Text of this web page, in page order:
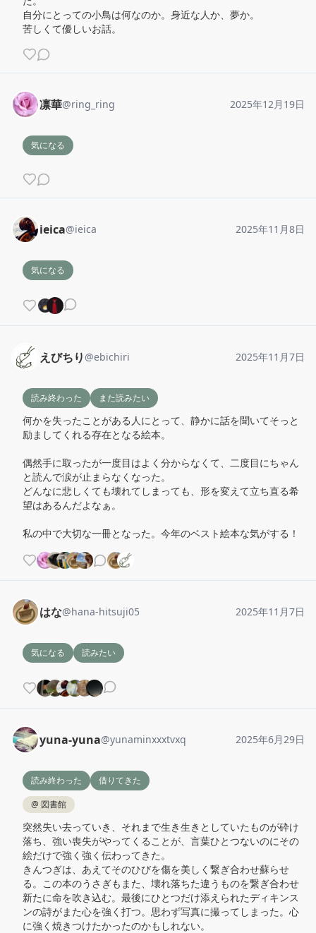
自分にとっての小鳥は何なのか。身近な人か、夢か。
苦しくて優しいお話。
凛華@ring_ring 2025年12月19日
気になる
ieica@ieica 2025年11月8日
気になる
えびちり @ebichiri 2025年11月7日
読み終わった また読みたい
何かを失ったことがある人にとって、静かに話を聞いてそっと
励ましてくれる存在となる絵本。
偶然手に取ったが一度目はよく分からなくて、二度目にちゃん
と読んで涙が止まらなくなった。
どんなに悲しくても壊れてしまっても、形を変えて立ち直る希
望はあるんだよなぁ。
私の中で大切な一冊となった。今年のベスト絵本な気がする！
はな@hana-hitsuji05 2025年11月7日
気になる 読みたい
yuna-yuna@yunaminxxxtvxq 2025年6月29日
読み終わった
借りてきた
@ 図書館
突然失い去っていき、それまで生き生きとしていたものが砕け
落ち、強い喪失がやってくることが、言葉ひとつないのにその
絵だけで強く強く伝わってきた。
きんつぎは、あえてそのひびを傷を美しく繋ぎ合わせ蘇らせ
る。この本のうさぎもまた、壊れ落ちた違うものを繋ぎ合わせ
新たに命を吹き込む。最後にひとつだけ添えられたディキンス
ンの詩がまた心を強く打つ。思わず写真に撮ってしまった。心
に強く焼きつけたかったのかもしれない。